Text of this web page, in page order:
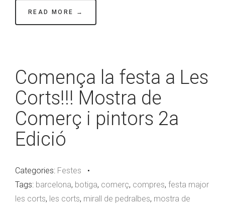
READ MORE →
Comença la festa a Les
Corts!!! Mostra de
Comerç i pintors 2a
Edició
Categories: Festes •
Tags: barcelona, botiga, comerç, compres, festa major
les corts, les corts, mirall de pedralbes, mostra de